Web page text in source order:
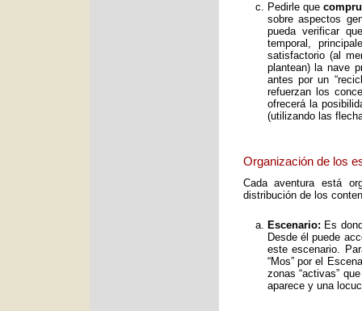
Pedirle que
sobre aspectos
pueda verificar
temporal,
satisfactorio (al
plantean) la nave
antes por un
refuerzan los
ofrecerá la
(utilizando las
Organización de los
Cada aventura está
distribución de los
Escenario: Es
Desde él puede
este escenario.
“Mos” por el
zonas “activas”
aparece y una